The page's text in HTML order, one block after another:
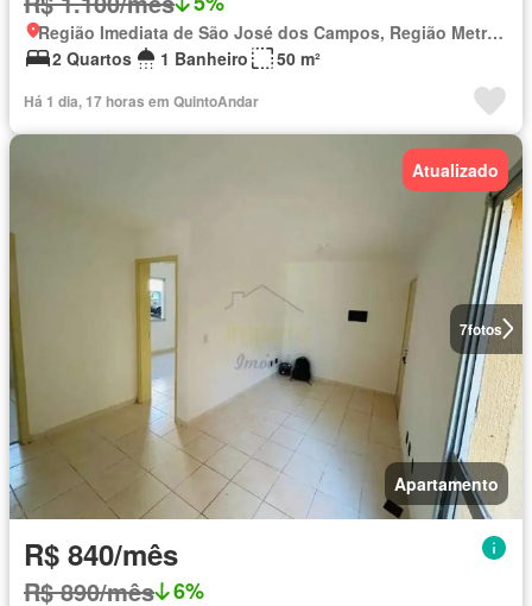
Região Imediata de São José dos Campos, Região Metropolitana do Vale do Paraíba e Litoral Norte
2 Quartos
1 Banheiro 50 m²
Há 1 dia, 17 horas em QuintoAndar
7fotos
Atualizado
Apartamento
R$ 840/mês
R$ 890/mês 6%